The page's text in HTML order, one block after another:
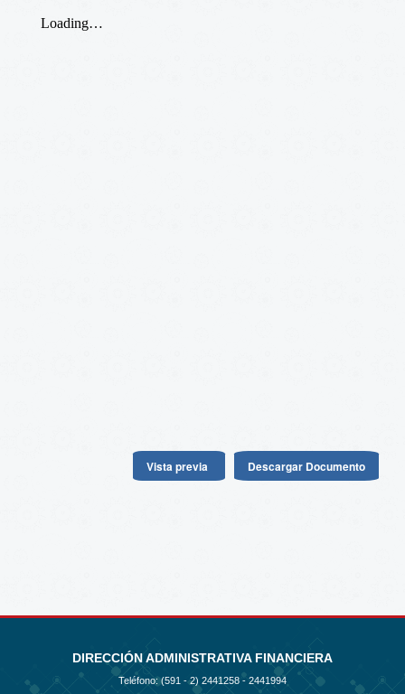
Vista previa Descargar Documento
DIRECCIÓN ADMINISTRATIVA FINANCIERA
Teléfono: (591 - 2) 2441258 - 2441994